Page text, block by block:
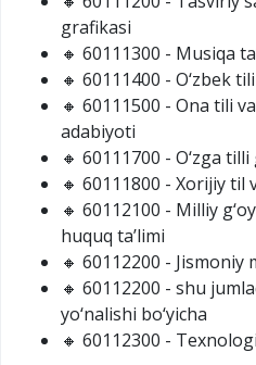
grafikasi
🔸 60111300 - Musiqa
🔸 60111400 - O‘zbek
🔸 60111500 - Ona tili
adabiyoti
🔸 60111700 - O‘zga
🔸 60111800 - Xorijiy
🔸 60112100 - Milliy
huquq ta’limi
🔸 60112200 - Jismoniy
🔸 60112200 - shu
yo‘nalishi bo‘yicha
🔸 60112300 -